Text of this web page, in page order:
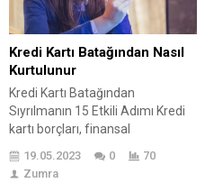
Kredi Kartı Batağından Nasıl
Kurtulunur
Kredi Kartı Batağından
Sıyrılmanın 15 Etkili Adımı Kredi
kartı borçları, finansal
özgürlüğümüzü elimizden alarak
yaşamlarımızı olumsuz
etkileyebilir. 🌩️ Bu durumdan
19.05.2023 0
70
Zumra